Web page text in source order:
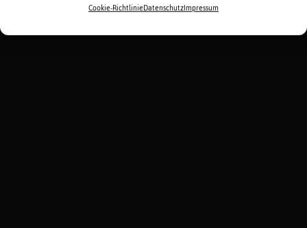
Cookie-RichtlinieDatenschutzImpressum